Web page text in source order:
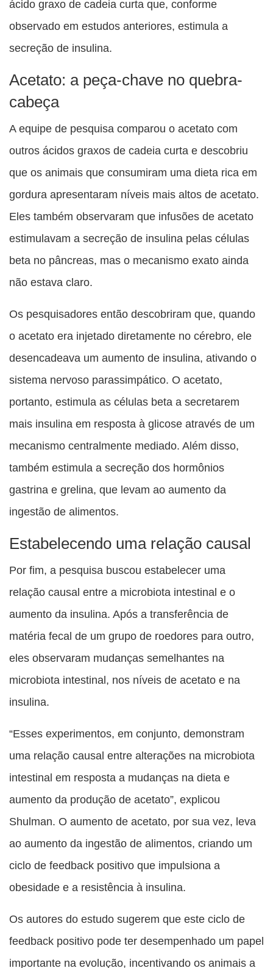
ácido graxo de cadeia curta que, conforme
observado em estudos anteriores, estimula a
secreção de insulina.
Acetato: a peça-chave no quebra-
cabeça
A equipe de pesquisa comparou o acetato com
outros ácidos graxos de cadeia curta e descobriu
que os animais que consumiram uma dieta rica em
gordura apresentaram níveis mais altos de acetato.
Eles também observaram que infusões de acetato
estimulavam a secreção de insulina pelas células
beta no pâncreas, mas o mecanismo exato ainda
não estava claro.
Os pesquisadores então descobriram que, quando
o acetato era injetado diretamente no cérebro, ele
desencadeava um aumento de insulina, ativando o
sistema nervoso parassimpático. O acetato,
portanto, estimula as células beta a secretarem
mais insulina em resposta à glicose através de um
mecanismo centralmente mediado. Além disso,
também estimula a secreção dos hormônios
gastrina e grelina, que levam ao aumento da
ingestão de alimentos.
Estabelecendo uma relação causal
Por fim, a pesquisa buscou estabelecer uma
relação causal entre a microbiota intestinal e o
aumento da insulina. Após a transferência de
matéria fecal de um grupo de roedores para outro,
eles observaram mudanças semelhantes na
microbiota intestinal, nos níveis de acetato e na
insulina.
“Esses experimentos, em conjunto, demonstram
uma relação causal entre alterações na microbiota
intestinal em resposta a mudanças na dieta e
aumento da produção de acetato”, explicou
Shulman. O aumento de acetato, por sua vez, leva
ao aumento da ingestão de alimentos, criando um
ciclo de feedback positivo que impulsiona a
obesidade e a resistência à insulina.
Os autores do estudo sugerem que este ciclo de
feedback positivo pode ter desempenhado um papel
importante na evolução, incentivando os animais a